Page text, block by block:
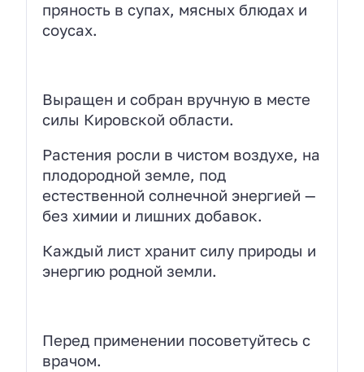
пряность в супах, мясных блюдах и
соусах.
Выращен и собран вручную в месте
силы Кировской области.
Растения росли в чистом воздухе, на
плодородной земле, под
естественной солнечной энергией —
без химии и лишних добавок.
Каждый лист хранит силу природы и
энергию родной земли.
Перед применении посоветуйтесь с
врачом.